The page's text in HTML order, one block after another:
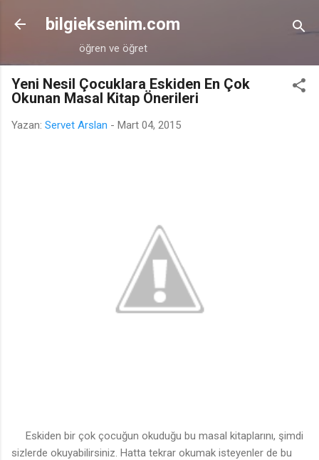
Ana içeriğe atla
bilgieksenim.com
öğren ve öğret
Yeni Nesil Çocuklara Eskiden En Çok
Okunan Masal Kitap Önerileri
Yazan: Servet Arslan - Mart 04, 2015
Eskiden bir çok çocuğun okuduğu bu masal kitaplarını, şimdi
sizlerde okuyabilirsiniz. Hatta tekrar okumak isteyenler de bu